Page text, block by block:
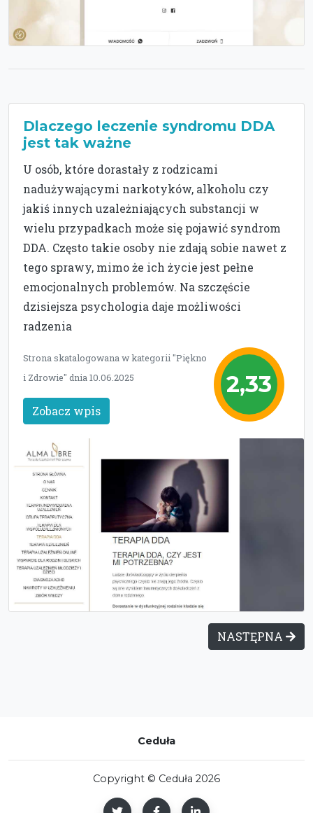
Dlaczego leczenie syndromu DDA
jest tak ważne
U osób, które dorastały z rodzicami
nadużywającymi narkotyków, alkoholu czy
jakiś innych uzależniających substancji w
wielu przypadkach może się pojawić syndrom
DDA. Często takie osoby nie zdają sobie nawet z
tego sprawy, mimo że ich życie jest pełne
emocjonalnych problemów. Na szczęście
dzisiejsza psychologia daje możliwości
radzenia
2,33
Strona skatalogowana w kategorii "Piękno
i Zdrowie" dnia 10.06.2025
Zobacz wpis
NASTĘPNA
Ceduła
Copyright © Ceduła 2026